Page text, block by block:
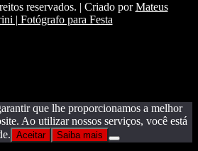
reservados. | Criado porMateus
| Fotógrafo para Festa
que lhe proporcionamos a melhor
Ao utilizar nossos serviços, você está
Aceitar Saiba mais